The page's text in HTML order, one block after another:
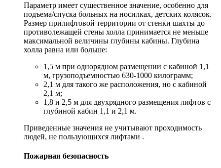
Параметр имеет существенное значение, особенно для
подъема/спуска больных на носилках, детских колясок.
Размер прилифтовой территории от стенки шахты до
противолежащей стены холла принимается не меньше
максимальной величины глубины кабины. Глубина
холла равна или больше:
1,5 м при однорядном размещении с кабиной 1,1
м, грузоподъемностью 630-1000 килограмм;
2,1 м для такого же расположения, но с кабиной
2,1 м;
1,8 и 2,5 м для двухрядного размещения лифтов с
глубиной кабин 1,1 и 2,1 м.
Приведенные значения не учитывают проходимость
людей, не пользующихся лифтами .
Пожарная безопасность